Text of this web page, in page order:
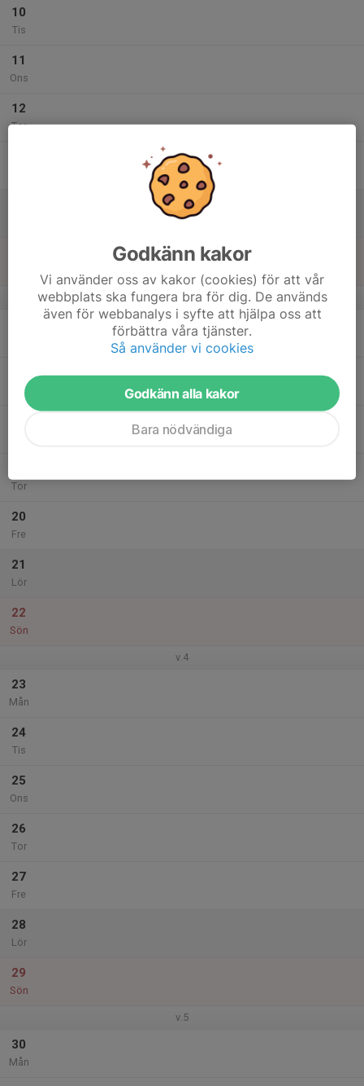
10
Tis
11
Ons
12
Tor
v.3
Tis
Tor
20
Fre
21
Lör
22
Sön
v.4
23
Mån
24
Tis
25
Ons
26
Tor
27
Fre
28
Lör
29
Sön
v.5
30
Mån
Godkänn kakor
Vi använder oss av kakor (cookies) för att vår
webbplats ska fungera bra för dig. De används
även för webbanalys i syfte att hjälpa oss att
förbättra våra tjänster.
Så använder vi cookies
Godkänn alla kakor
Bara nödvändiga